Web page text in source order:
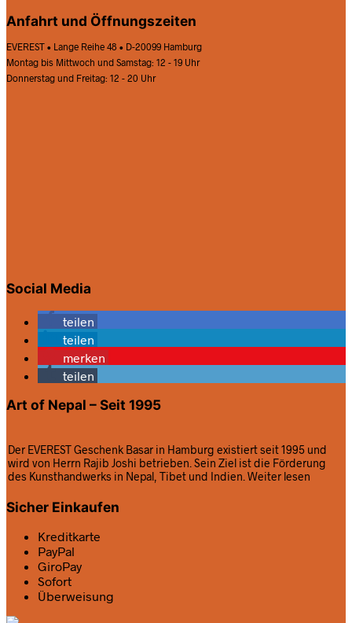
Anfahrt und Öffnungszeiten
EVEREST • Lange Reihe 48 • D-20099 Hamburg
Montag bis Mittwoch und Samstag: 12 - 19 Uhr
Donnerstag und Freitag: 12 - 20 Uhr
Social Media
teilen
teilen
merken
teilen
Art of Nepal – Seit 1995
Der EVEREST Geschenk Basar in Hamburg existiert seit 1995 und
wird von Herrn Rajib Joshi betrieben. Sein Ziel ist die Förderung
des Kunsthandwerks in Nepal, Tibet und Indien. Weiter lesen
Sicher Einkaufen
Kreditkarte
PayPal
GiroPay
Sofort
Überweisung